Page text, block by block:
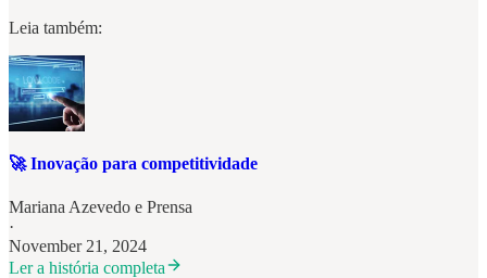
Leia também:
🚀 Inovação para competitividade
Mariana Azevedo e Prensa
·
November 21, 2024
Ler a história completa